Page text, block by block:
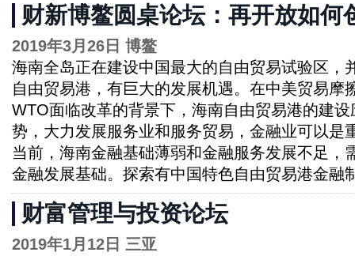
财新博鳌圆桌论坛：再开放如何
2019年3月26日 博鳌
海南全岛正在建设中国最大的自由贸易试验区，
自由贸易港，有巨大的发展机遇。在中美贸易摩
WTO面临改革的背景下，海南自由贸易港的建
势，大力发展服务业和服务贸易，金融业可以是
当前，海南金融基础薄弱和金融服务发展不足，
金融发展基础。探索有中国特色自由贸易港金融
财富管理与投资论坛
2019年1月12日 三亚